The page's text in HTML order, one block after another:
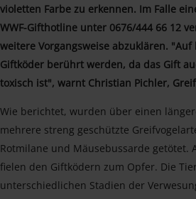
violetten Farbe zu erkennen. Im Falle
WWF-Gifthotline unter 0676/444 66 12
weitere Vorgangsweise abzuklären.
Giftköder berührt werden, da das Gift
toxisch ist", warnt Christian Pichler,
Wie berichtet, wurden über einen
mehrere streng geschützte
Rotmilane und Mäusebussarde getötet.
fielen den Giftködern zum Opfer. Die
unterschiedlichen Stadien der